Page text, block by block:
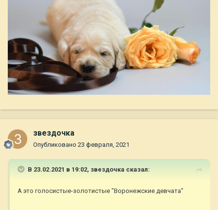
звездочка
Опубликовано 23 февраля, 2021
В 23.02.2021 в 19:02, звездочка сказал:
А это голосистые-золотистые "Воронежские девчата"